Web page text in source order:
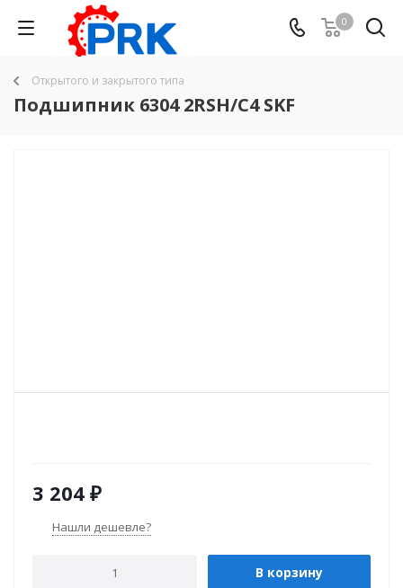
0
Открытого и закрытого типа
Подшипник 6304 2RSH/C4 SKF
3 204 ₽
Нашли дешевле?
В корзину